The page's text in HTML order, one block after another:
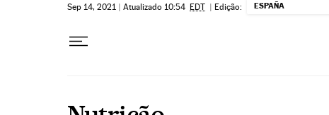
Sep 14, 2021 | Atualizado 10:54 EDT | Edição: ESPAÑA